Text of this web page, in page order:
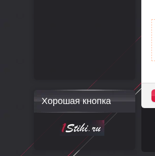
Хорошая кнопка